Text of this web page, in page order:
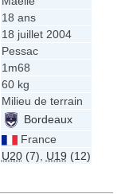
18 ans
18 juillet 2004
Pessac
1m68
60 kg
Milieu de terrain
Bordeaux
France
U20(7), U19 (12)